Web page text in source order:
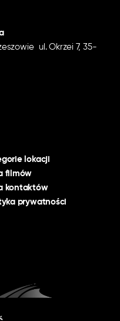
lokacji
filmów
kontaktów
prywatności
ul. Okrzei 7, 35-